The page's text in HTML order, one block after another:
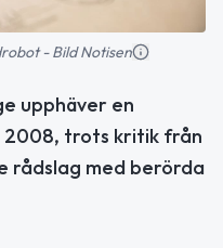
- Bild Notisen
upphäver en
2008, trots kritik från
rådslag med berörda